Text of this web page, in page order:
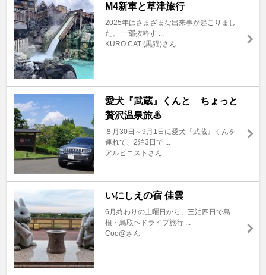
M4新車と草津旅行
2025年はさまざまな出来事が起こりまし
た。 一部抜粋す ...
KURO CAT (黒猫)さん
愛犬『武蔵』くんと ちょっと
贅沢温泉旅♨
８月30日～9月1日に愛犬『武蔵』くんを
連れて、2泊3日で ...
アルピニストさん
いにしえの宿 佳雲
6月終わりの土曜日から、三泊四日で島
根・鳥取ヘドライブ旅行 ...
Coo@さん